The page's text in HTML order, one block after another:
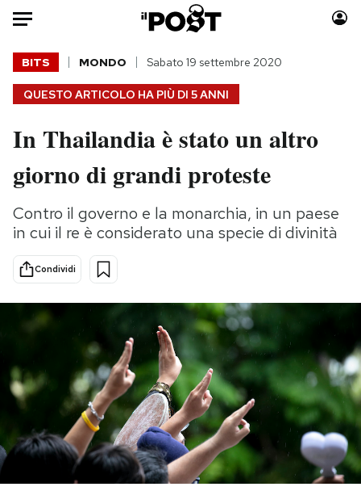
Auto
HOME
Italia
Politica
Tecnologia
Internet
Cultura
Moda
Consumismi
Storie/Idee
Ok Boomer!
Mondiali calcio 2026
PODCAST
NEWSLETTER
QUESTO ARTICOLO HA PIÙ DI 5 ANNI
BITS MONDO Sabato 19 settembre 2020
In Thailandia è stato un altro
giorno di grandi proteste
Contro il governo e la monarchia, in un paese
in cui il re è considerato una specie di divinità
Condividi